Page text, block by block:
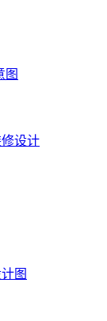
图
设计
图